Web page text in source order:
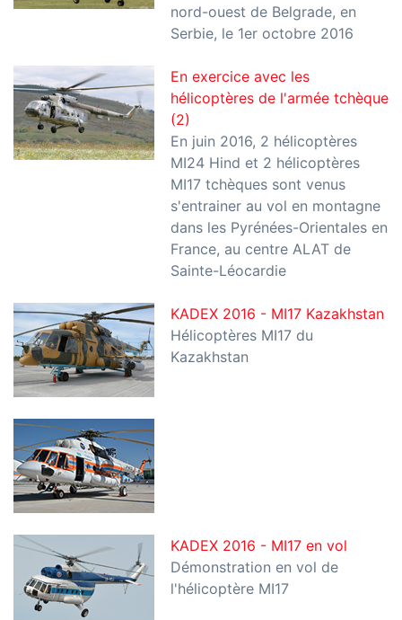
nord-ouest de Belgrade, en
Serbie, le 1er octobre 2016
En exercice avec les
hélicoptères de l'armée tchèque
(2)
En juin 2016, 2 hélicoptères
MI24 Hind et 2 hélicoptères
MI17 tchèques sont venus
s'entrainer au vol en montagne
dans les Pyrénées-Orientales en
France, au centre ALAT de
Sainte-Léocardie
KADEX 2016 - MI17 Kazakhstan
Hélicoptères MI17 du
Kazakhstan
KADEX 2016 - MI17 en vol
Démonstration en vol de
l'hélicoptère MI17